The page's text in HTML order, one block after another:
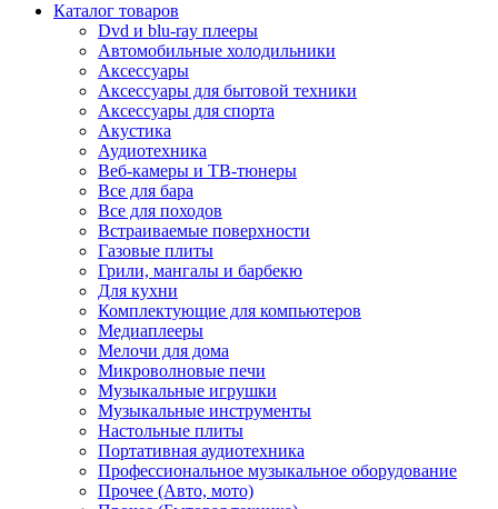
Каталог товаров
Dvd и blu-ray плееры
Автомобильные холодильники
Аксессуары
Аксессуары для бытовой техники
Аксессуары для спорта
Акустика
Аудиотехника
Веб-камеры и ТВ-тюнеры
Все для бара
Все для походов
Встраиваемые поверхности
Газовые плиты
Грили, мангалы и барбекю
Для кухни
Комплектующие для компьютеров
Медиаплееры
Мелочи для дома
Микроволновые печи
Музыкальные игрушки
Музыкальные инструменты
Настольные плиты
Портативная аудиотехника
Профессиональное музыкальное оборудование
Прочее (Авто, мото)